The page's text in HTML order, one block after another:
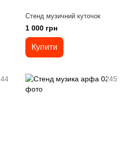
Стенд музичний куточок
1 000 грн
Купити